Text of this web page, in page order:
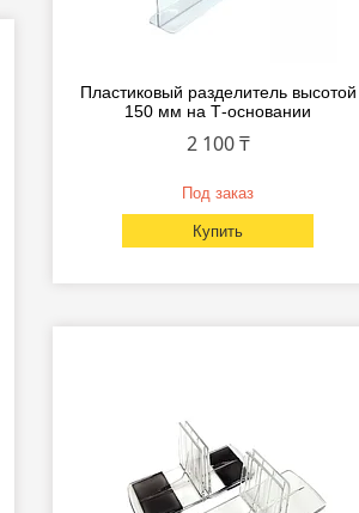
Пластиковый разделитель высотой
150 мм на Т-основании
2 100 ₸
Под заказ
Купить